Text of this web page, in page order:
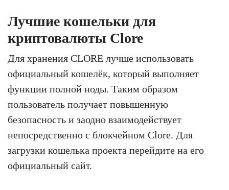
Лучшие кошельки для
криптовалюты Clore
Для хранения CLORE лучше использовать
официальный кошелёк, который выполняет
функции полной ноды. Таким образом
пользователь получает повышенную
безопасность и заодно взаимодействует
непосредственно с блокчейном Clore. Для
загрузки кошелька проекта перейдите на его
официальный сайт.